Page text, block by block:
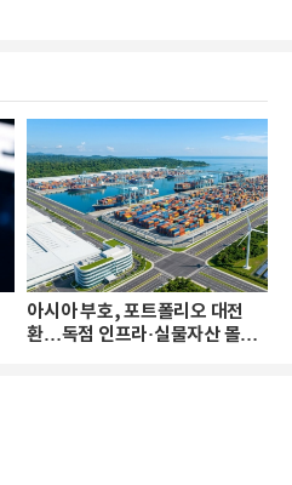
아시아 부호, 포트폴리오 대전
환…독점 인프라·실물자산 몰린